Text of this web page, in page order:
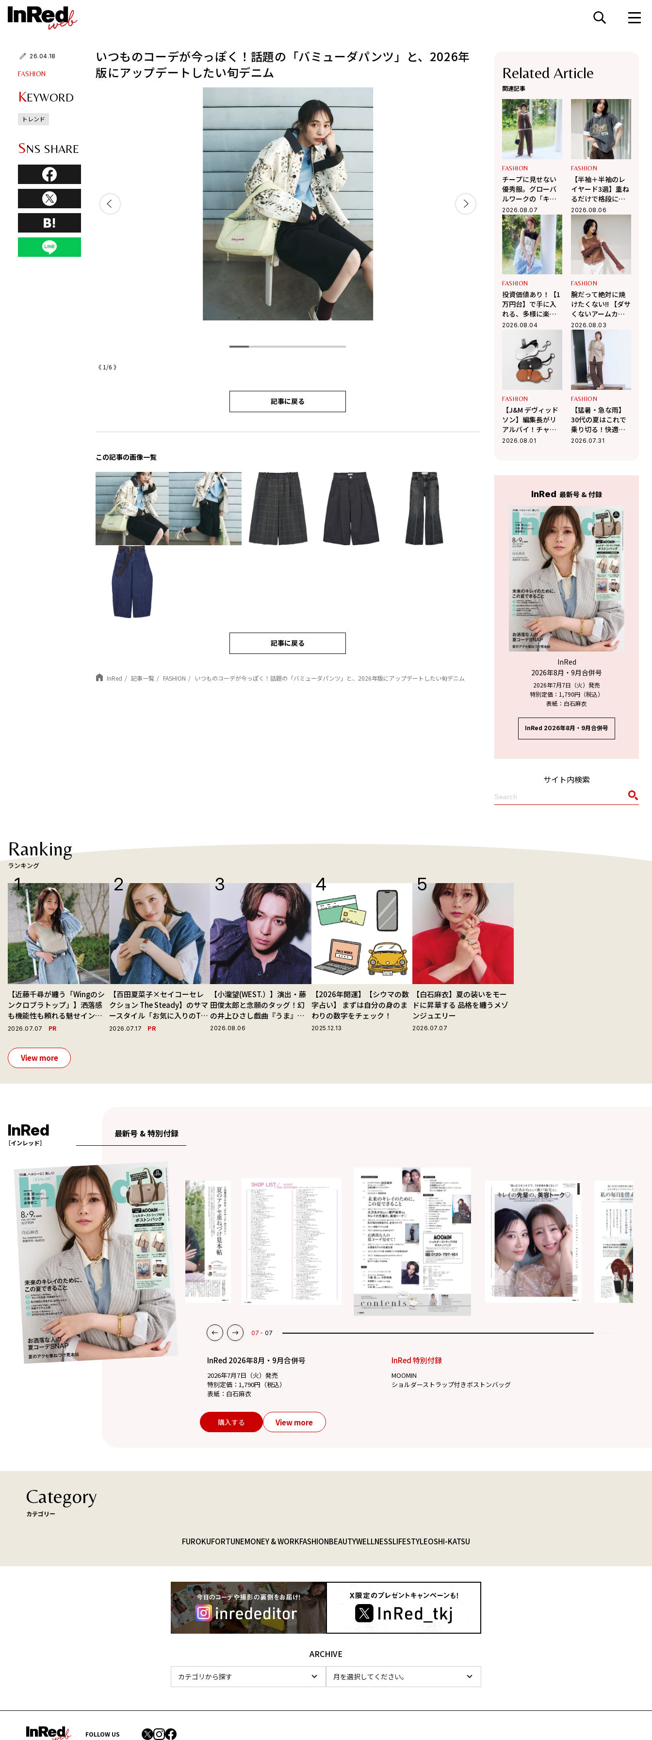
いつものコーデが今っぽく！話題の「バミューダパンツ」と、2026年
版にアップデートしたい旬デニム
《 1 /6 》
記事に戻る
この記事の画像一覧
記事に戻る
InRed 記事一覧 FASHION いつものコーデが今っぽく！話題の「バミューダパンツ」と、2026年版にアップデートしたい旬デニム
26.04.18
FASHION
KEYWORD
トレンド
SNS SHARE
Related Article
関連記事
FASHION
チープに見せない
優秀服。グローバ
ルワークの「キャ
ミ＆パンツ」で作
る大人の夏カジュ
アル
2026.08.07
FASHION
【半袖＋半袖のレ
イヤード3選】重ね
るだけで格段に洒
落て気温調整もで
きる！
2026.08.06
FASHION
投資価値あり！【1
万円台】で手に入
れる、多様に楽し
む大人の「最旬シ
2026.08.04
FASHION
腕だって絶対に焼
けたくない!! 【ダサ
くないアームカバ
ーのコーデ術3選】
2026.08.03
FASHION
【J&M デヴィッド
ソン】編集長がリ
アルバイ！チャー
ムにもなるメガネ
2026.08.01
FASHION
【猛暑・急な雨】
30代の夏はこれで
乗り切る！快適さ
を味方にする「コ
2026.07.31
InRed 最新号 & 付録
InRed
2026年8月・9月合併号
2026年7月7日（火）発売
特別定価：1,790円（税込）
表紙：白石麻衣
InRed 2026年8月・9月合併号
サイト内検索
Ranking
ランキング
【近藤千尋が纏う「Wingのシ
ンクロブラトップ」】洒落感
も機能性も頼れる魅せインナ
ーで毎日を心地よくアプデ！
2026.07.07 PR
【百田夏菜子×セイコーセレ
クション The Steady】のサマ
ースタイル「お気に入りのTシ
ャツと最高の時計と。」
2026.07.17 PR
【小瀧望(WEST.）】演出・藤
田俊太郎と念願のタッグ！幻
の井上ひさし戯曲『うま』で
演じる“爽快な悪人”の魅力と
2026.08.06
【2026年開運】【シウマの数
字占い】 まずは自分の身のま
わりの数字をチェック！
2025.12.13
【白石麻衣】夏の装いをモー
ドに昇華する 品格を纏うメゾ
ンジュエリー
2026.07.07
View more
InRed
［インレッド］
最新号 & 特別付録
07 07
InRed 2026年8月・9月合併号
2026年7月7日（火）発売
特別定価：1,790円（税込）
表紙：白石麻衣
InRed 特別付録
MOOMIN
ショルダーストラップ付きボストンバッグ
購入する View more
Category
カテゴリー
FUROKUFORTUNEMONEY & WORKFASHIONBEAUTYWELLNESSLIFESTYLEOSHI-KATSU
ARCHIVE
FOLLOW US